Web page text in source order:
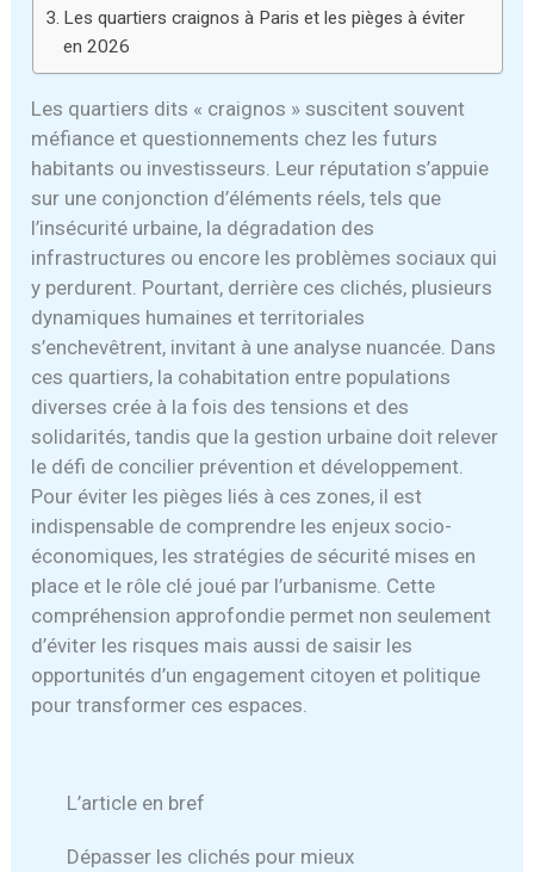
Les quartiers craignos à Paris et les pièges à éviter
en 2026
Les quartiers dits « craignos » suscitent souvent
méfiance et questionnements chez les futurs
habitants ou investisseurs. Leur réputation s’appuie
sur une conjonction d’éléments réels, tels que
l’insécurité urbaine, la dégradation des
infrastructures ou encore les problèmes sociaux qui
y perdurent. Pourtant, derrière ces clichés, plusieurs
dynamiques humaines et territoriales
s’enchevêtrent, invitant à une analyse nuancée. Dans
ces quartiers, la cohabitation entre populations
diverses crée à la fois des tensions et des
solidarités, tandis que la gestion urbaine doit relever
le défi de concilier prévention et développement.
Pour éviter les pièges liés à ces zones, il est
indispensable de comprendre les enjeux socio-
économiques, les stratégies de sécurité mises en
place et le rôle clé joué par l’urbanisme. Cette
compréhension approfondie permet non seulement
d’éviter les risques mais aussi de saisir les
opportunités d’un engagement citoyen et politique
pour transformer ces espaces.
L’article en bref
Dépasser les clichés pour mieux